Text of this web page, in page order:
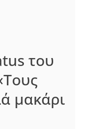
του
μακάρι